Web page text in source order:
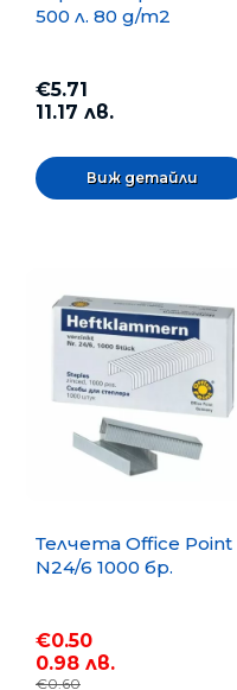
500 л. 80 g/m2
€5.71
11.17 лв.
Виж детайли
Телчета Office Point
N24/6 1000 бр.
€0.50
0.98 лв.
€0.60